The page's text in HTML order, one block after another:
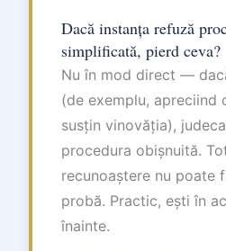
Dacă instanța refuză
simplificată, pierd ceva?
Nu în mod direct —
(de exemplu, apreciind
susțin vinovăția),
procedura obișnuită.
recunoaștere nu poate
probă. Practic, ești în
înainte.